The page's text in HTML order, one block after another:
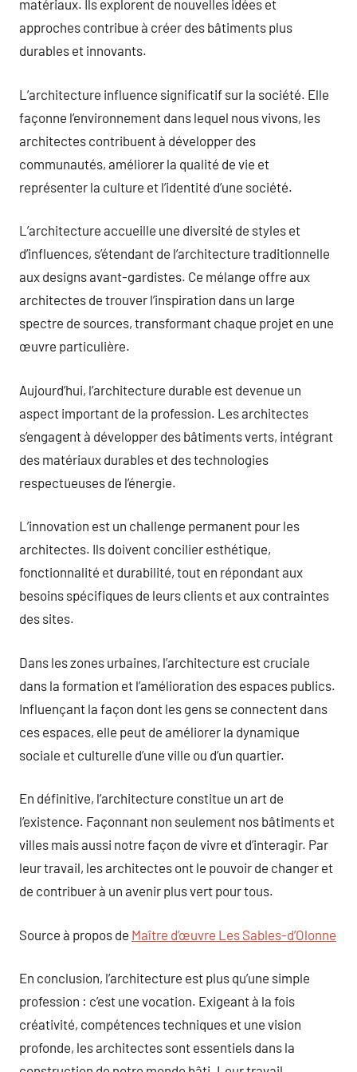
matériaux. Ils explorent de nouvelles idées et
approches contribue à créer des bâtiments plus
durables et innovants.
L’architecture influence significatif sur la société. Elle
façonne l’environnement dans lequel nous vivons, les
architectes contribuent à développer des
communautés, améliorer la qualité de vie et
représenter la culture et l’identité d’une société.
L’architecture accueille une diversité de styles et
d’influences, s’étendant de l’architecture traditionnelle
aux designs avant-gardistes. Ce mélange offre aux
architectes de trouver l’inspiration dans un large
spectre de sources, transformant chaque projet en une
œuvre particulière.
Aujourd’hui, l’architecture durable est devenue un
aspect important de la profession. Les architectes
s’engagent à développer des bâtiments verts, intégrant
des matériaux durables et des technologies
respectueuses de l’énergie.
L’innovation est un challenge permanent pour les
architectes. Ils doivent concilier esthétique,
fonctionnalité et durabilité, tout en répondant aux
besoins spécifiques de leurs clients et aux contraintes
des sites.
Dans les zones urbaines, l’architecture est cruciale
dans la formation et l’amélioration des espaces publics.
Influençant la façon dont les gens se connectent dans
ces espaces, elle peut de améliorer la dynamique
sociale et culturelle d’une ville ou d’un quartier.
En définitive, l’architecture constitue un art de
l’existence. Façonnant non seulement nos bâtiments et
villes mais aussi notre façon de vivre et d’interagir. Par
leur travail, les architectes ont le pouvoir de changer et
de contribuer à un avenir plus vert pour tous.
Source à propos de Maître d’œuvre Les Sables-d’Olonne
En conclusion, l’architecture est plus qu’une simple
profession : c’est une vocation. Exigeant à la fois
créativité, compétences techniques et une vision
profonde, les architectes sont essentiels dans la